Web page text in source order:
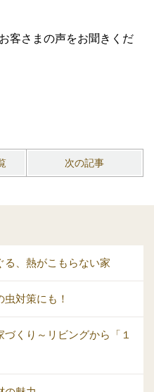
客さまの声をお聞きくだ
次の記事
る、熱がこもらない家
対策にも！
くり～リビングから「１